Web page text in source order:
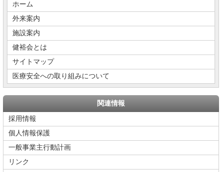
ホーム
外来案内
施設案内
健裕会とは
サイトマップ
医療安全への取り組みについて
関連情報
採用情報
個人情報保護
一般事業主行動計画
リンク